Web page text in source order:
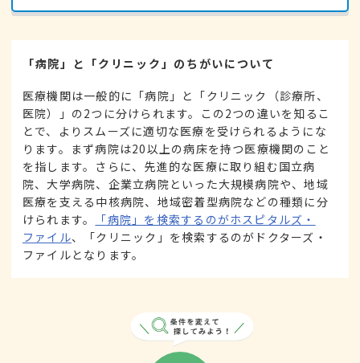
「病院」と「クリニック」のちがいについて
医療機関は一般的に「病院」と「クリニック（診療所、
医院）」の2つに分けられます。この2つの違いを知るこ
とで、よりスムーズに適切な医療を受けられるようにな
ります。まず病院は20以上の病床を持つ医療機関のこと
を指します。さらに、先進的な医療に取り組む国立病
院、大学病院、企業立病院といった大規模病院や、地域
医療を支える中核病院、地域密着型病院などの種類に分
けられます。
「病院」を検索するのがホスピタルズ・
ファイル、「クリニック」を検索するのがドクターズ・
ファイルとなります。